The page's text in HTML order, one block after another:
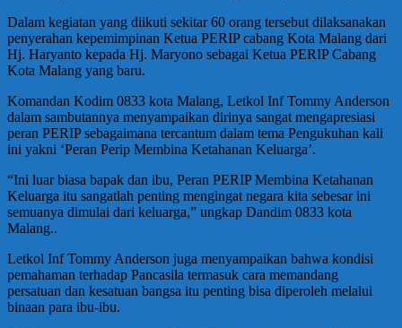
Dalam kegiatan yang diikuti sekitar 60 orang tersebut dilaksanakan
penyerahan kepemimpinan Ketua PERIP cabang Kota Malang dari
Hj. Haryanto kepada Hj. Maryono sebagai Ketua PERIP Cabang
Kota Malang yang baru.
Komandan Kodim 0833 kota Malang, Letkol Inf Tommy Anderson
dalam sambutannya menyampaikan dirinya sangat mengapresiasi
peran PERIP sebagaimana tercantum dalam tema Pengukuhan kali
ini yakni ‘Peran Perip Membina Ketahanan Keluarga’.
“Ini luar biasa bapak dan ibu, Peran PERIP Membina Ketahanan
Keluarga itu sangatlah penting mengingat negara kita sebesar ini
semuanya dimulai dari keluarga,” ungkap Dandim 0833 kota
Malang..
Letkol Inf Tommy Anderson juga menyampaikan bahwa kondisi
pemahaman terhadap Pancasila termasuk cara memandang
persatuan dan kesatuan bangsa itu penting bisa diperoleh melalui
binaan para ibu-ibu.